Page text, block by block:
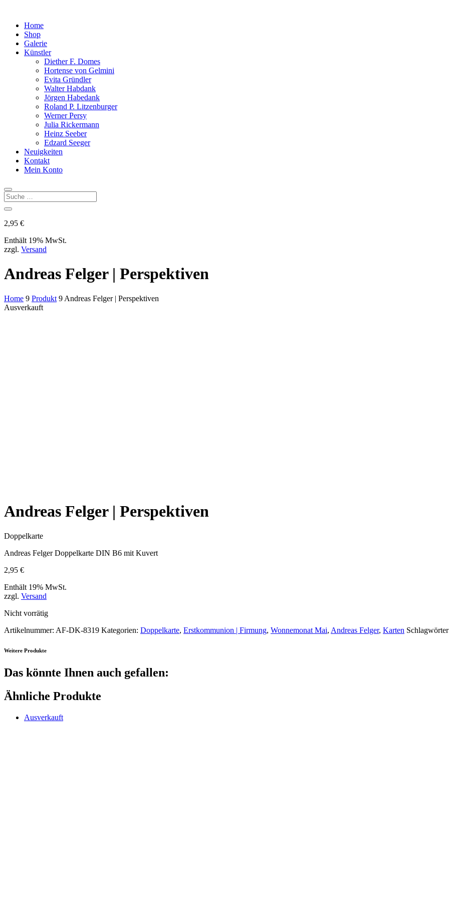
Home
Shop
Galerie
Künstler
Diether F. Domes
Hortense von Gelmini
Evita Gründler
Walter Habdank
Jörgen Habedank
Roland P. Litzenburger
Werner Persy
Julia Rickermann
Heinz Seeber
Edzard Seeger
Neuigkeiten
Kontakt
Mein Konto
2,95 €
Enthält 19% MwSt.
zzgl. Versand
Andreas Felger | Perspektiven
Home 9 Produkt 9 Andreas Felger | Perspektiven
Ausverkauft
Andreas Felger | Perspektiven
Doppelkarte
Andreas Felger Doppelkarte DIN B6 mit Kuvert
2,95 €
Enthält 19% MwSt.
zzgl. Versand
Nicht vorrätig
Artikelnummer: AF-DK-8319 Kategorien: Doppelkarte, Erstkommunion | Firmung, Wonnemonat Mai, Andreas Felger, Karten
Weitere Produkte
Das könnte Ihnen auch gefallen:
Ähnliche Produkte
Ausverkauft